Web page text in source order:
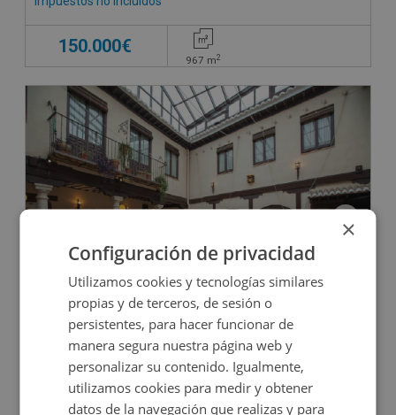
150.000€
967 m2
Hotel en venta en CL FEDERICO RELIMPIO, 10
Impuestos no incluidos
1.572.000€
942m2 18Hab.
×
Configuración de privacidad
Utilizamos cookies y tecnologías similares
propias y de terceros, de sesión o
persistentes, para hacer funcionar de
manera segura nuestra página web y
personalizar su contenido. Igualmente,
utilizamos cookies para medir y obtener
datos de la navegación que realizas y para